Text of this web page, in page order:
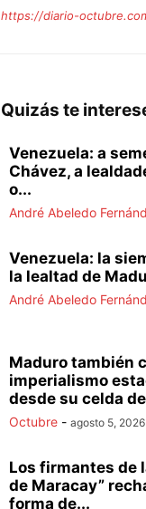
https://diario-
Quizás te
Venezuela: a
Chávez, a
o...
André Abeledo
Venezuela: la
la lealtad de
André Abeledo
Maduro también
imperialismo
desde su celda
Octubre - agosto 5, 2026
Los firmantes de
de Maracay”
forma de...